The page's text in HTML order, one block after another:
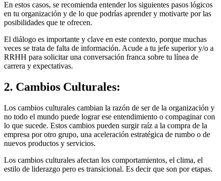
En estos casos, se recomienda entender los siguientes pasos lógicos
en tu organización y de lo que podrías aprender y motivarte por las
posibilidades que te ofrecen.
El diálogo es importante y clave en este contexto, porque muchas
veces se trata de falta de información. Acude a tu jefe superior y/o a
RRHH para solicitar una conversación franca sobre tu línea de
carrera y expectativas.
2. Cambios Culturales:
Los cambios culturales cambian la razón de ser de la organización y
no todo el mundo puede lograr ese entendimiento o compaginar con
lo que sucede. Estos cambios pueden surgir raíz a la compra de la
empresa por otro grupo, una aceleración estratégica de rumbo o de
nuevos productos y servicios.
Los cambios culturales afectan los comportamientos, el clima, el
estilo de liderazgo pero es transicional. Es decir que son por etapas.